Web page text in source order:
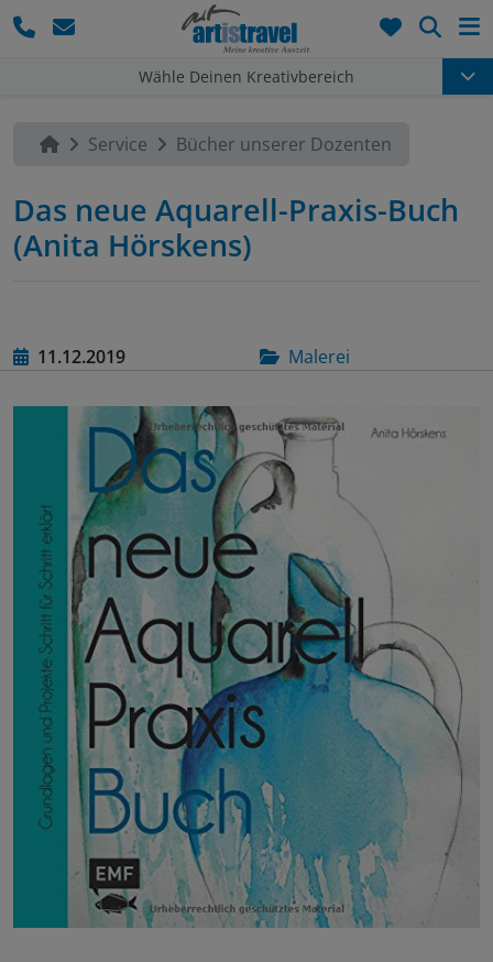
Wähle Deinen Kreativbereich
Service Bücher unserer Dozenten
Das neue Aquarell-Praxis-Buch
(Anita Hörskens)
11.12.2019 Malerei